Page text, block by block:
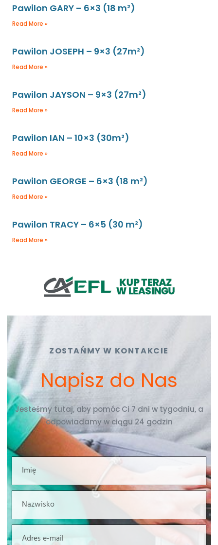
Pawilon GARY – 6×3 (18 m²)
Read More »
Pawilon JOSEPH – 9×3 (27m²)
Read More »
Pawilon JAYSON – 9×3 (27m²)
Read More »
Pawilon IAN – 10×3 (30m²)
Read More »
Pawilon GEORGE – 6×3 (18 m²)
Read More »
Pawilon TRACY – 6×5 (30 m²)
Read More »
ZOSTAŃMY W KONTAKCIE
Napisz do Nas
Jesteśmy tutaj, aby pomóc Ci 7 dni w tygodniu, a
odpowiadamy w ciągu 24 godzin
E-
mail